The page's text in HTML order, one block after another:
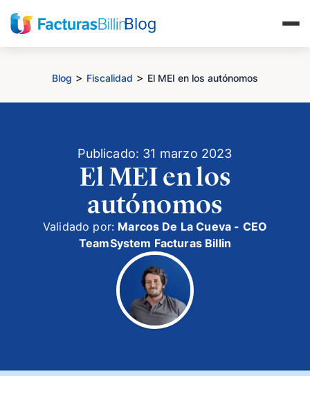
Blog > Fiscalidad > El MEI en los autónomos
Publicado: 31 marzo 2023
El MEI en los
autónomos
Validado por: Marcos De La Cueva - CEO
TeamSystem Facturas Billin